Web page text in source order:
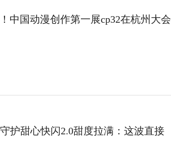
中国动漫创作第一展cp32在杭州大会
护甜心快闪2.0甜度拉满：这波直接